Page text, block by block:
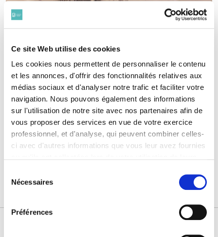
Ce site Web utilise des cookies
Les cookies nous permettent de personnaliser le contenu
et les annonces, d'offrir des fonctionnalités relatives aux
médias sociaux et d'analyser notre trafic et faciliter votre
navigation. Nous pouvons également des informations
sur l'utilisation de notre site avec nos partenaires afin de
vous proposer des services en vue de votre exercice
professionnel, et d'analyse, qui peuvent combiner celles-
ci avec d'autres informations que vous leur avez fournies
continuez à utiliser notre site Web.
Pour en savoir plus sur notre politique de traitement,
Nécessaires
Préférences
Edouard Clunet (1845-1922),
avocat de Mata-Hari
Né en 1845 à Grenoble, Edouard Clunet prête serment au
barreau de Paris en 1866.
Il est mobilisé comme sergent d’infanterie durant la guerre
de 1870-1871, où il obtient la médaille militaire le 30
décembre 1870 pour faits de guerre et belle conduite
pendant le bombardement du plateau d’Avron près de Paris
Lire la suite